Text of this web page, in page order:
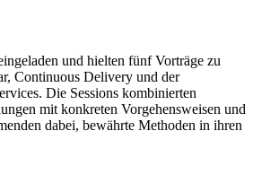
und hielten fünf Vorträge zu
Continuous Delivery und der
Die Sessions kombinierten
mit konkreten Vorgehensweisen und
dabei, bewährte Methoden in ihren